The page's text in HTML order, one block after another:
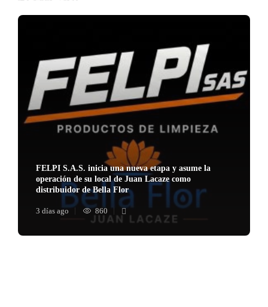
FELPI S.A.S. inicia una nueva etapa y asume la
operación de su local de Juan Lacaze como
distribuidor de Bella Flor
3 días ago 860